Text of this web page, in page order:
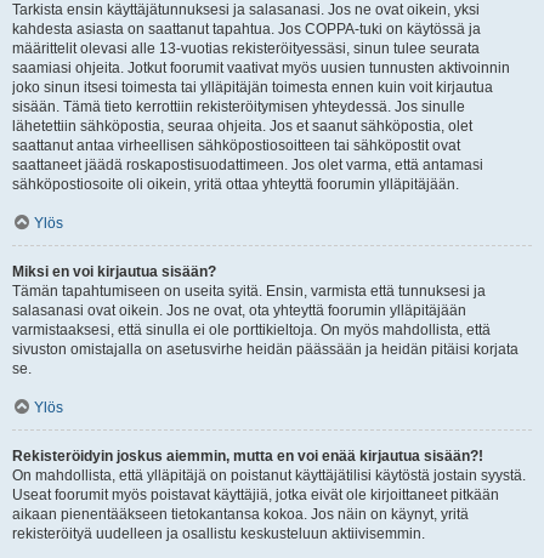
Tarkista ensin käyttäjätunnuksesi ja salasanasi. Jos ne ovat oikein, yksi
kahdesta asiasta on saattanut tapahtua. Jos COPPA-tuki on käytössä ja
määrittelit olevasi alle 13-vuotias rekisteröityessäsi, sinun tulee seurata
saamiasi ohjeita. Jotkut foorumit vaativat myös uusien tunnusten aktivoinnin
joko sinun itsesi toimesta tai ylläpitäjän toimesta ennen kuin voit kirjautua
sisään. Tämä tieto kerrottiin rekisteröitymisen yhteydessä. Jos sinulle
lähetettiin sähköpostia, seuraa ohjeita. Jos et saanut sähköpostia, olet
saattanut antaa virheellisen sähköpostiosoitteen tai sähköpostit ovat
saattaneet jäädä roskapostisuodattimeen. Jos olet varma, että antamasi
sähköpostiosoite oli oikein, yritä ottaa yhteyttä foorumin ylläpitäjään.
Ylös
Miksi en voi kirjautua sisään?
Tämän tapahtumiseen on useita syitä. Ensin, varmista että tunnuksesi ja
salasanasi ovat oikein. Jos ne ovat, ota yhteyttä foorumin ylläpitäjään
varmistaaksesi, että sinulla ei ole porttikieltoja. On myös mahdollista, että
sivuston omistajalla on asetusvirhe heidän päässään ja heidän pitäisi korjata
se.
Ylös
Rekisteröidyin joskus aiemmin, mutta en voi enää kirjautua sisään?!
On mahdollista, että ylläpitäjä on poistanut käyttäjätilisi käytöstä jostain syystä.
Useat foorumit myös poistavat käyttäjiä, jotka eivät ole kirjoittaneet pitkään
aikaan pienentääkseen tietokantansa kokoa. Jos näin on käynyt, yritä
rekisteröityä uudelleen ja osallistu keskusteluun aktiivisemmin.